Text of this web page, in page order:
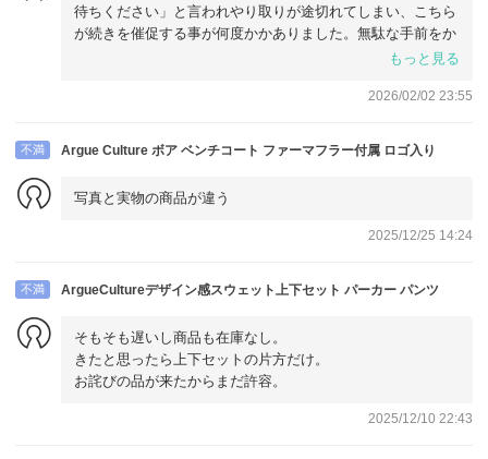
待ちください」と言われやり取りが途切れてしまい、こちら
が続きを催促する事が何度かかありました。無駄な手前をか
もっと見る
2026/02/02 23:55
不満 Argue Culture ボア ベンチコート ファーマフラー付属 ロゴ入り
写真と実物の商品が違う
2025/12/25 14:24
不満 ArgueCultureデザイン感スウェット上下セット パーカー パンツ
そもそも遅いし商品も在庫なし。
きたと思ったら上下セットの片方だけ。
お詫びの品が来たからまだ許容。
2025/12/10 22:43